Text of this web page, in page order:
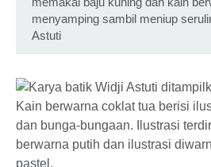
menyamping sambil meniup
Astuti